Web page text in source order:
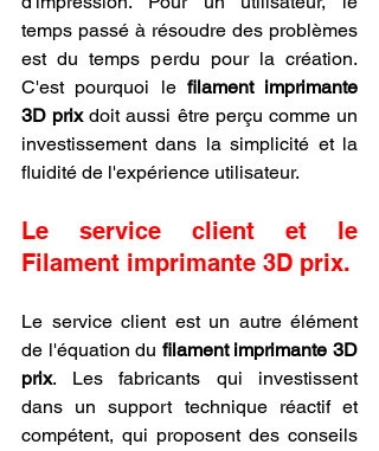
temps passé à résoudre des problèmes
est du temps perdu pour la création.
C'est pourquoi le filament imprimante
3D prix doit aussi être perçu comme un
investissement dans la simplicité et la
fluidité de l'expérience utilisateur.
Le service client et le
Filament imprimante 3D prix.
Le service client est un autre élément
de l'équation du filament imprimante 3D
prix. Les fabricants qui investissent
dans un support technique réactif et
compétent, qui proposent des conseils